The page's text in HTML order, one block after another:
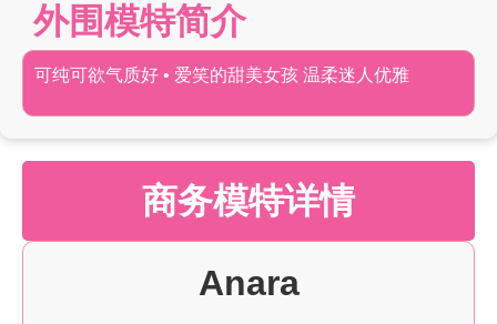
外围模特简介
可纯可欲气质好 • 爱笑的甜美女孩 温柔迷人优雅
商务模特详情
Anara